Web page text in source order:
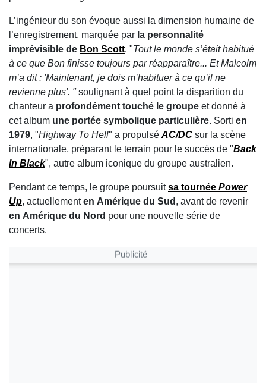
L’ingénieur du son évoque aussi la dimension humaine de
l’enregistrement, marquée par la personnalité
imprévisible de Bon Scott. "Tout le monde s’était habitué
à ce que Bon finisse toujours par réapparaître... Et Malcolm
m’a dit : 'Maintenant, je dois m’habituer à ce qu’il ne
revienne plus'. "soulignant à quel point la disparition du
chanteur a profondément touché le groupe et donné à
cet album une portée symbolique particulière. Sorti en
1979, "Highway To Hell" a propulsé AC/DC sur la scène
internationale, préparant le terrain pour le succès de "Back
In Black", autre album iconique du groupe australien.
Pendant ce temps, le groupe poursuitsa tournée Power
Up, actuellementen Amérique du Sud , avant de revenir
en Amérique du Nord pour une nouvelle série de
concerts.
Publicité